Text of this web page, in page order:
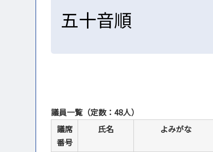
五十音順
議員一覧（定数：48人）
議席
番号
氏名 よみがな